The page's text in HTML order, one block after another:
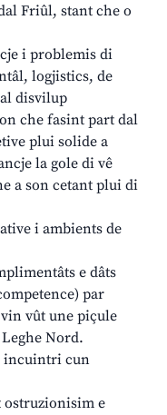
Friûl, stant che o
i problemis di
logjistics, de
disvilup
che fasint part dal
plui solide a
la gole di vê
a son cetant plui di
i ambients de
e dâts
par
vût une piçule
Nord.
incuintri cun
ostruzionisim e